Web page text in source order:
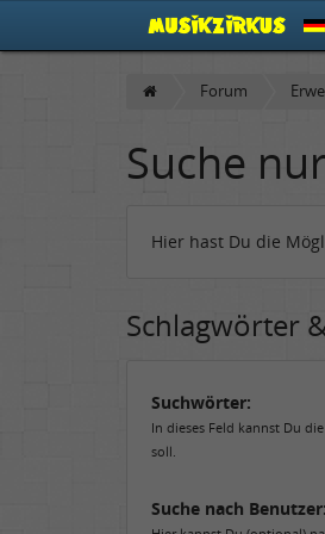
Forum
Suche
Hier hast Du die
Schlagwörter
Suchwörter:
In dieses Feld kannst Du
soll.
Suche nach Benutzer: